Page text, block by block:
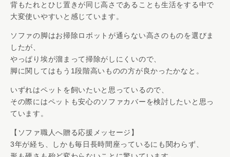
背もたれとひじ置きが同じ高さであることも生活をする中で
大変使いやすいと感じています。
ソファの脚はお掃除ロボットが通らない高さのものを選びま
したが、
やっぱり埃が溜まって掃除がしにくいので、
脚に関してはもう1段階高いものの方が良かったかなと。
いずれはペットを飼いたいと思っているので、
その際にはペットも安心のソファカバーを検討したいと思っ
ています。
【ソファ職人へ贈る応援メッセージ】
3年が経ち、しかも毎日長時間座っているにも関わらず、